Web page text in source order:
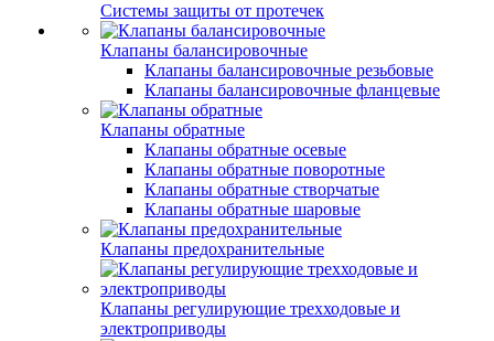
Системы защиты от протечек
Клапаны балансировочные
Клапаны балансировочные резьбовые
Клапаны балансировочные фланцевые
Клапаны обратные
Клапаны обратные осевые
Клапаны обратные поворотные
Клапаны обратные створчатые
Клапаны обратные шаровые
Клапаны предохранительные
Клапаны регулирующие трехходовые и
электроприводы